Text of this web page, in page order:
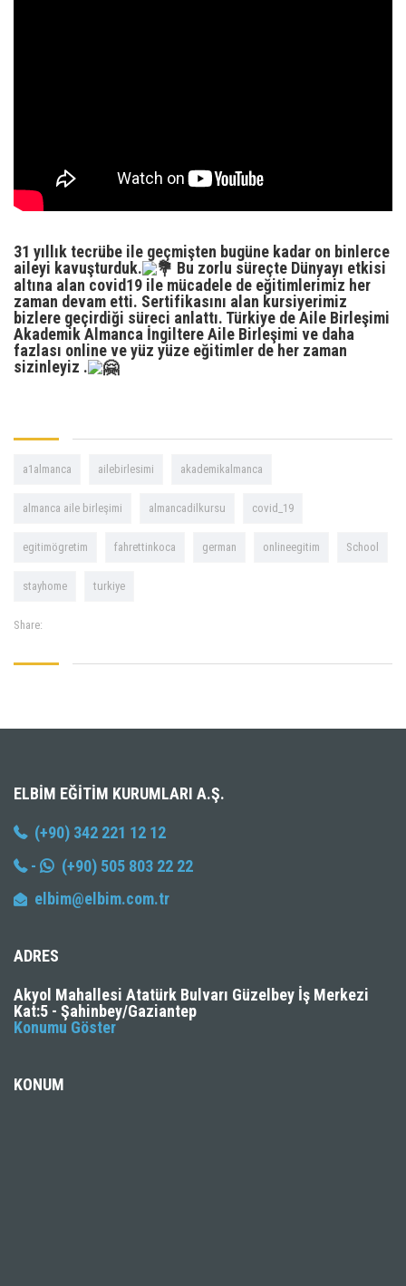
31 yıllık tecrübe ile geçmişten bugüne kadar on binlerce
aileyi kavuşturduk.
Bu zorlu süreçte Dünyayı etkisi
altına alan covid19 ile mücadele de eğitimlerimiz her
zaman devam etti. Sertifikasını alan kursiyerimiz
bizlere geçirdiği süreci anlattı. Türkiye de Aile Birleşimi
Akademik Almanca İngiltere Aile Birleşimi ve daha
fazlası online ve yüz yüze eğitimler de her zaman
sizinleyiz .
a1almanca ailebirlesimi akademikalmanca
almanca aile birleşimi almancadilkursu covid_19
egitimögretim fahrettinkoca german onlineegitim School
stayhome turkiye
Share:
ELBIM EĞITIM KURUMLARI A.Ş.
(+90) 342 221 12 12
-
(+90) 505 803 22 22
elbim@elbim.com.tr
ADRES
Akyol Mahallesi Atatürk Bulvarı Güzelbey İş Merkezi
Kat:5 - Şahinbey/Gaziantep
Konumu Göster
KONUM